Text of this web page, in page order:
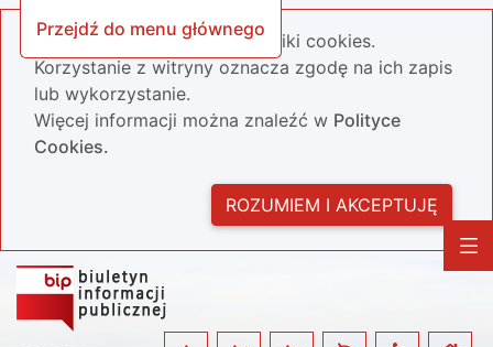
Przejdź do menu głównego
Nasza strona wykorzystuje pliki cookies.
Korzystanie z witryny oznacza zgodę na ich zapis
lub wykorzystanie.
Więcej informacji można znaleźć w Polityce
Cookies.
ROZUMIEM I AKCEPTUJĘ